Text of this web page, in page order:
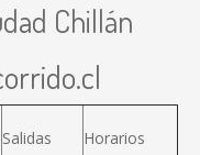
Chillán
Salidas Horarios